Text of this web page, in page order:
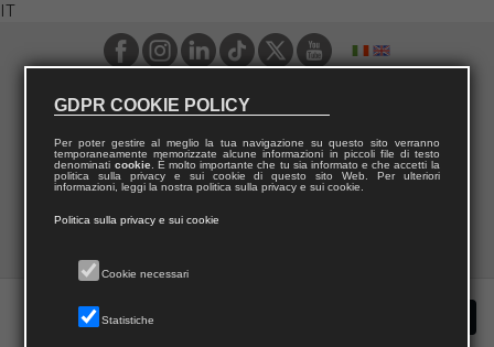
IT
GDPR COOKIE POLICY
Per poter gestire al meglio la tua navigazione su questo sito verranno
temporaneamente memorizzate alcune informazioni in piccoli file di testo
denominati cookie. È molto importante che tu sia informato e che accetti la
politica sulla privacy e sui cookie di questo sito Web. Per ulteriori
informazioni, leggi la nostra politica sulla privacy e sui cookie.
Politica sulla privacy e sui cookie
Cookie necessari
Statistiche